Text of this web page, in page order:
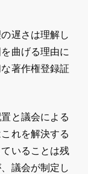
遅さは理解し
曲げる理由に
著作権登録証
と議会による
れを解決する
いることは残
議会が制定し